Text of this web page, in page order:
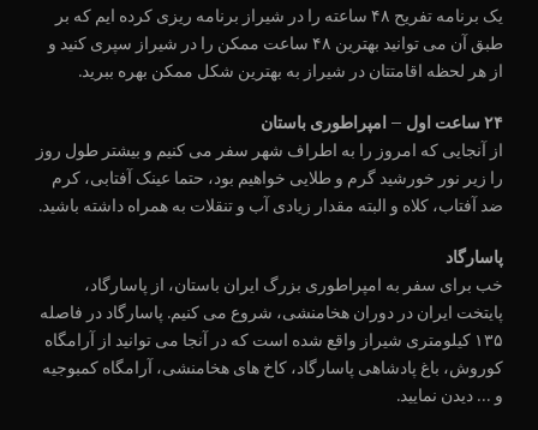
یک برنامه تفریح ۴۸ ساعته را در شیراز برنامه ریزی کرده ایم که بر
طبق آن می توانید بهترین ۴۸ ساعت ممکن را در شیراز سپری کنید و
از هر لحظه اقامتتان در شیراز به بهترین شکل ممکن بهره ببرید.
۲۴ ساعت اول – امپراطوری باستان
از آنجایی که امروز را به اطراف شهر سفر می کنیم و بیشتر طول روز
را زیر نور خورشید گرم و طلایی خواهیم بود، حتما عینک آفتابی، کرم
ضد آفتاب، کلاه و البته مقدار زیادی آب و تنقلات به همراه داشته باشید.
پاسارگاد
خب برای سفر به امپراطوری بزرگ ایران باستان، از پاسارگاد،
پایتخت ایران در دوران هخامنشی، شروع می کنیم. پاسارگاد در فاصله
۱۳۵ کیلومتری شیراز واقع شده است که در آنجا می توانید از آرامگاه
کوروش، باغ پادشاهی پاسارگاد، کاخ های هخامنشی، آرامگاه کمبوجیه
و … دیدن نمایید.